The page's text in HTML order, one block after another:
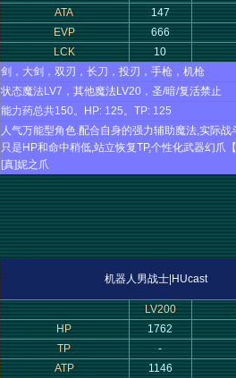
ATA
147
EVP
666
LCK
10
剑，大剑，双刃，长刀，投刃，手枪，机枪
状态魔法LV7，其他魔法LV20，圣/暗/复活禁止
能力药总共150。HP: 125。TP: 125
人气万能型角色.配合自身的强力辅助魔法,实际战
只是HP和命中稍低,站立恢复TP,个性化武器幻爪
[真]妮之爪
机器人男战士|HUcast
LV200
HP
1762
TP
-
ATP
1146